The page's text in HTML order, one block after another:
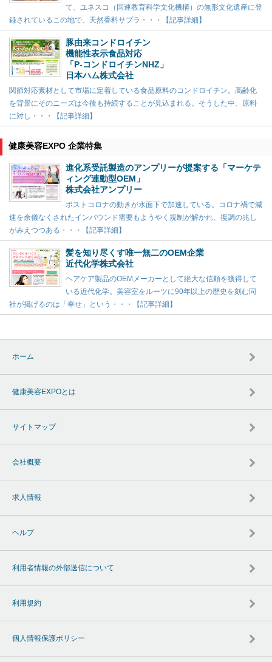
て、ユネスコ（国連教育科学文化機構）の無形文化遺産に登
録されているこの地で、天然香料サプラ・・・【記事詳細】
豚由来コンドロイチン
機能性表示食品対応
「P-コンドロイチンNHZ」
日本ハム株式会社
関節対応素材として市場に定着している食品原料のコンドロイチン。高齢化
を背景にそのニーズは今後も持続することが見込まれる。そうした中、原料
に対し・・・【記事詳細】
健康美容EXPO 企業特集
進化系受託製造のアンプリーが提案する「マーケテ
ィング連動型OEM」
株式会社アンプリー
ポストコロナの動きが水面下で加速している。コロナ禍で減
速を余儀なくされたインバウンド需要もようやく規制が解かれ、復調の兆し
がみえつつある・・・【記事詳細】
髪を知り尽くす唯一無二のOEM企業
近代化学株式会社
ヘアケア製品のOEMメーカーとして絶大な信頼を獲得して
いる近代化学。美容室をルーツに90年以上の歴史を刻む同
社が掲げるのは「幸せ」という・・・【記事詳細】
ホーム
健康美容EXPOとは
サイトマップ
会社概要
求人情報
ヘルプ
利用者情報の外部送信について
利用規約
個人情報保護ポリシー